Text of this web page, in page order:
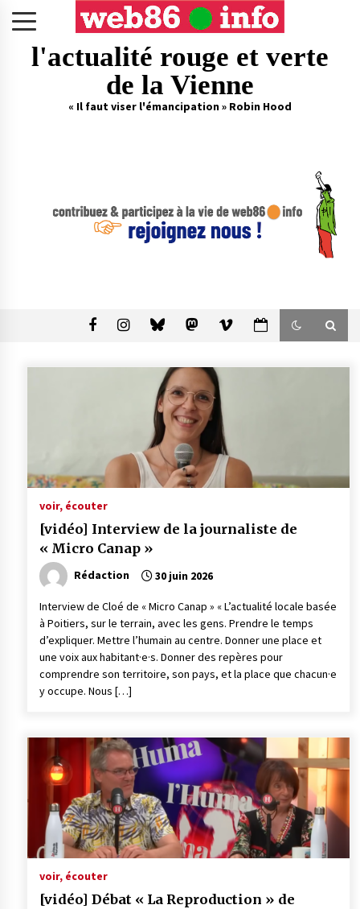
l'actualité rouge et verte
de la Vienne
« Il faut viser l'émancipation » Robin Hood
voir, écouter
[vidéo] Interview de la journaliste de
« Micro Canap »
Rédaction 30 juin 2026
Interview de Cloé de « Micro Canap » « L’actualité locale basée
à Poitiers, sur le terrain, avec les gens. Prendre le temps
d’expliquer. Mettre l’humain au centre. Donner une place et
une voix aux habitant·e·s. Donner des repères pour
comprendre son territoire, son pays, et la place que chacun·e
y occupe. Nous […]
voir, écouter
[vidéo] Débat « La Reproduction » de